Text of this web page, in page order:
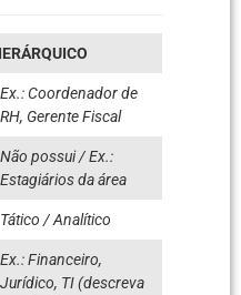
Ex.: Coordenador de
RH, Gerente Fiscal
Não possui / Ex.:
Estagiários da área
Tático / Analítico
Ex.: Financeiro,
Jurídico, TI (descreva